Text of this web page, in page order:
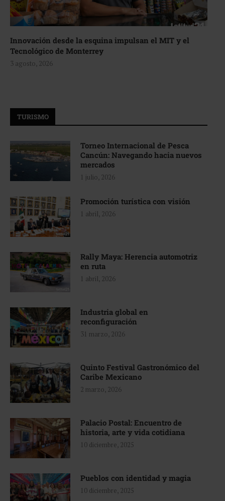
Innovación desde la esquina impulsan el MIT y el
Tecnológico de Monterrey
3 agosto, 2026
TURISMO
Torneo Internacional de Pesca
Cancún: Navegando hacia nuevos
mercados
1 julio, 2026
Promoción turística con visión
1 abril, 2026
Rally Maya: Herencia automotriz
en ruta
1 abril, 2026
Industria global en
reconfiguración
31 marzo, 2026
Quinto Festival Gastronómico del
Caribe Mexicano
2 marzo, 2026
Palacio Postal: Encuentro de
historia, arte y vida cotidiana
10 diciembre, 2025
Pueblos con identidad y magia
10 diciembre, 2025